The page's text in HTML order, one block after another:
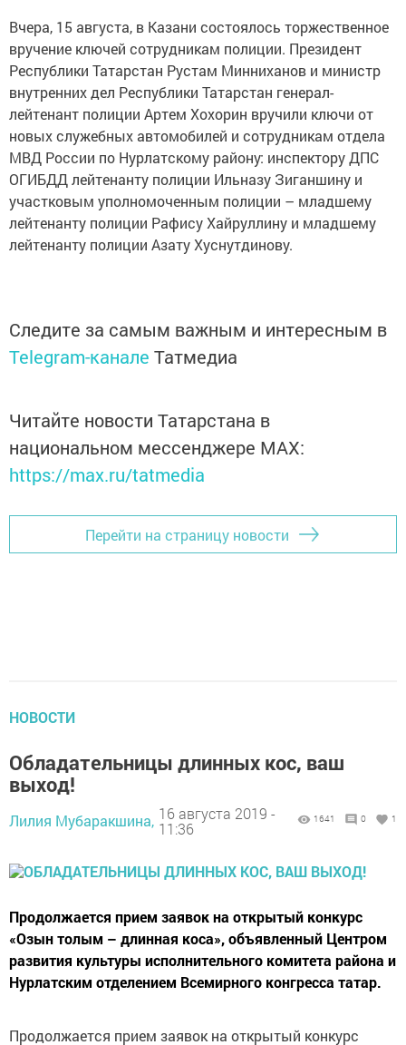
Вчера, 15 августа, в Казани состоялось торжественное
вручение ключей сотрудникам полиции. Президент
Республики Татарстан Рустам Минниханов и министр
внутренних дел Республики Татарстан генерал-
лейтенант полиции Артем Хохорин вручили ключи от
новых служебных автомобилей и сотрудникам отдела
МВД России по Нурлатскому району: инспектору ДПС
ОГИБДД лейтенанту полиции Ильназу Зиганшину и
участковым уполномоченным полиции – младшему
лейтенанту полиции Рафису Хайруллину и младшему
лейтенанту полиции Азату Хуснутдинову.
Следите за самым важным и интересным в
Telegram-канале Татмедиа
Читайте новости Татарстана в
национальном мессенджере MАХ:
https://max.ru/tatmedia
Перейти на страницу новости
НОВОСТИ
Обладательницы длинных кос, ваш
выход!
Лилия Мубаракшина, 16 августа 2019 -
11:36
1641 0 1
Продолжается прием заявок на открытый конкурс
«Озын толым – длинная коса», объявленный Центром
развития культуры исполнительного комитета района и
Нурлатским отделением Всемирного конгресса татар.
Продолжается прием заявок на открытый конкурс